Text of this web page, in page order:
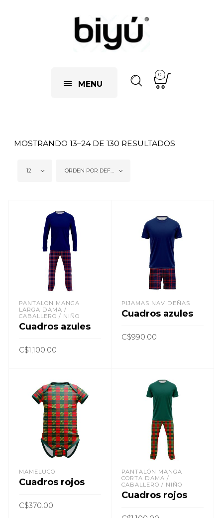
MENU
0
MOSTRANDO 13–24 DE 130 RESULTADOS
12 ORDEN POR DEFECTO
PANTALON MANGA
LARGA DAMA /
CABALLERO / NIÑO
Cuadros azules
C$1,100.00
PIJAMAS NAVIDEÑAS
Cuadros azules
C$990.00
MAMELUCO
Cuadros rojos
C$370.00
PANTALÓN MANGA
CORTA DAMA /
CABALLERO / NIÑO
Cuadros rojos